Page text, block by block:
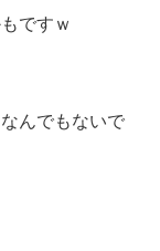
ですｗ
んでもないで